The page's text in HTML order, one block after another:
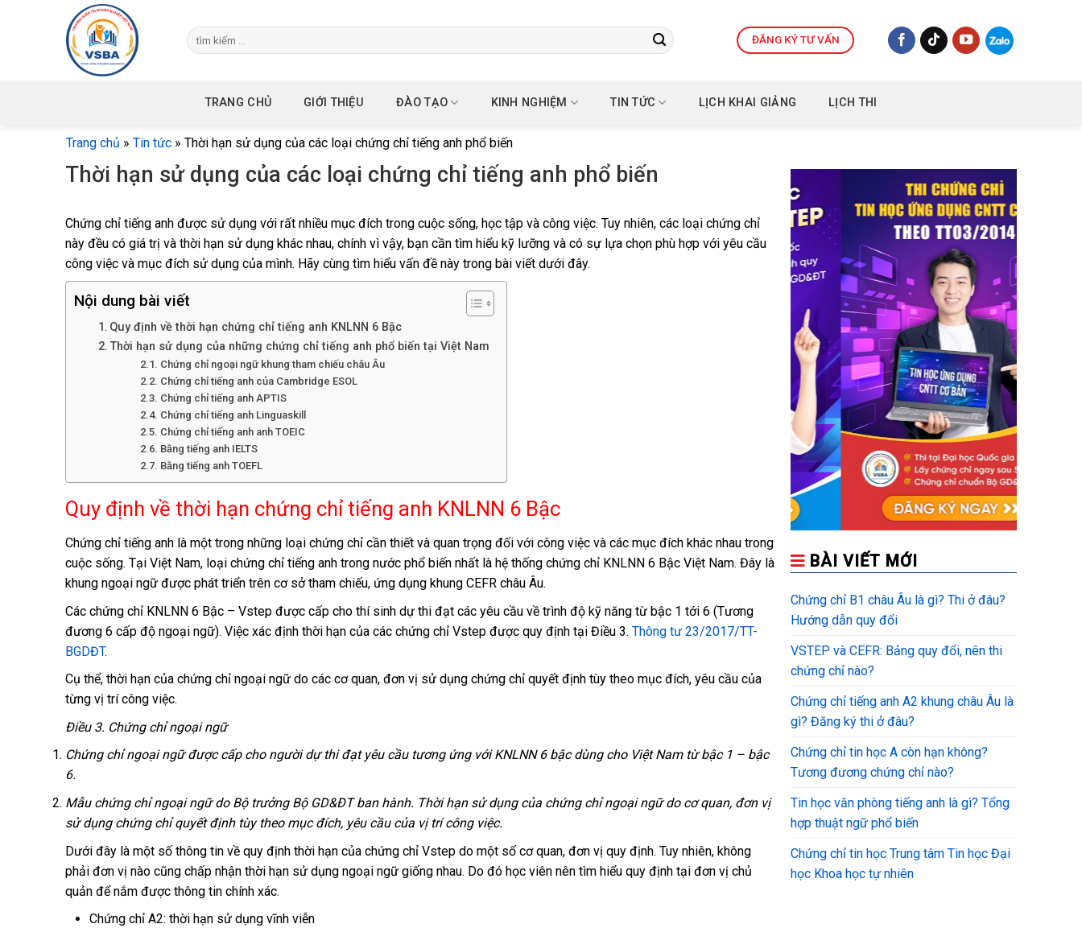
ĐĂNG KÝ TƯ VẤN
TRANG CHỦ GIỚI THIỆU ĐÀO TẠO KINH NGHIỆM TIN TỨC LỊCH KHAI GIẢNG LỊCH THI
Trang chủ » Tin tức » Thời hạn sử dụng của các loại chứng chỉ tiếng anh phổ biến
Thời hạn sử dụng của các loại chứng chỉ tiếng anh phổ biến
Chứng chỉ tiếng anh được sử dụng với rất nhiều mục đích trong cuộc sống, học tập và công việc. Tuy nhiên, các loại chứng chỉ
này đều có giá trị và thời hạn sử dụng khác nhau, chính vì vậy, bạn cần tìm hiểu kỹ lưỡng và có sự lựa chọn phù hợp với yêu cầu
công việc và mục đích sử dụng của mình. Hãy cùng tìm hiểu vấn đề này trong bài viết dưới đây.
Nội dung bài viết
Quy định về thời hạn chứng chỉ tiếng anh KNLNN 6 Bậc
Thời hạn sử dụng của những chứng chỉ tiếng anh phổ biến tại Việt Nam
Chứng chỉ ngoại ngữ khung tham chiếu châu Âu
Chứng chỉ tiếng anh của Cambridge ESOL
Chứng chỉ tiếng anh APTIS
Chứng chỉ tiếng anh Linguaskill
Chứng chỉ tiếng anh anh TOEIC
Bằng tiếng anh IELTS
Bằng tiếng anh TOEFL
Quy định về thời hạn chứng chỉ tiếng anh KNLNN 6 Bậc
Chứng chỉ tiếng anh là một trong những loại chứng chỉ cần thiết và quan trọng đối với công việc và các mục đích khác nhau trong
cuộc sống. Tại Việt Nam, loại chứng chỉ tiếng anh trong nước phổ biến nhất là hệ thống chứng chỉ KNLNN 6 Bậc Việt Nam. Đây là
khung ngoại ngữ được phát triển trên cơ sở tham chiếu, ứng dụng khung CEFR châu Âu.
Các chứng chỉ KNLNN 6 Bậc – Vstep được cấp cho thí sinh dự thi đạt các yêu cầu về trình độ kỹ năng từ bậc 1 tới 6 (Tương
đương 6 cấp độ ngoại ngữ). Việc xác định thời hạn của các chứng chỉ Vstep được quy định tại Điều 3. Thông tư 23/2017/TT-
BGDĐT.
Cụ thể, thời hạn của chứng chỉ ngoại ngữ do các cơ quan, đơn vị sử dụng chứng chỉ quyết định tùy theo mục đích, yêu cầu của
từng vị trí công việc.
Điều 3. Chứng chỉ ngoại ngữ
Chứng chỉ ngoại ngữ được cấp cho người dự thi đạt yêu cầu tương ứng với KNLNN 6 bậc dùng cho Việt Nam từ bậc 1 – bậc
6.
Mẫu chứng chỉ ngoại ngữ do Bộ trưởng Bộ GD&ĐT ban hành. Thời hạn sử dụng của chứng chỉ ngoại ngữ do cơ quan, đơn vị
sử dụng chứng chỉ quyết định tùy theo mục đích, yêu cầu của vị trí công việc.
Dưới đây là một số thông tin về quy định thời hạn của chứng chỉ Vstep do một số cơ quan, đơn vị quy định. Tuy nhiên, không
phải đơn vị nào cũng chấp nhận thời hạn sử dụng ngoại ngữ giống nhau. Do đó học viên nên tìm hiểu quy định tại đơn vị chủ
quản để nắm được thông tin chính xác.
Chứng chỉ A2: thời hạn sử dụng vĩnh viễn
BÀI VIẾT MỚI
Chứng chỉ B1 châu Âu là gì? Thi ở đâu?
Hướng dẫn quy đổi
VSTEP và CEFR: Bảng quy đổi, nên thi
chứng chỉ nào?
Chứng chỉ tiếng anh A2 khung châu Âu là
gì? Đăng ký thi ở đâu?
Chứng chỉ tin học A còn hạn không?
Tương đương chứng chỉ nào?
Tin học văn phòng tiếng anh là gì? Tổng
hợp thuật ngữ phổ biến
Chứng chỉ tin học Trung tâm Tin học Đại
học Khoa học tự nhiên